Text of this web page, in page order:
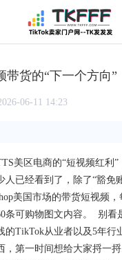
带货的“下一个方向”
06-11 14:23
美区电商的“短视频红利
人已经看到了，除了“豁免
美国市场的带货短视频
条可购物图文内容。 别看
的TikTok从业者以及5年行
，第一时间想给大家捋一